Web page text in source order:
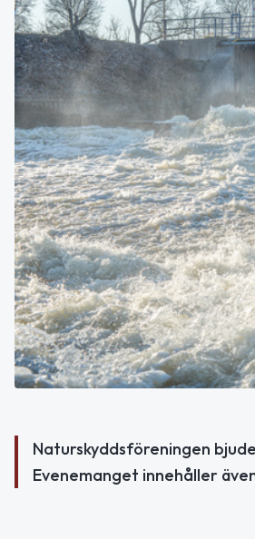
Naturskyddsföreningen
Evenemanget innehåller